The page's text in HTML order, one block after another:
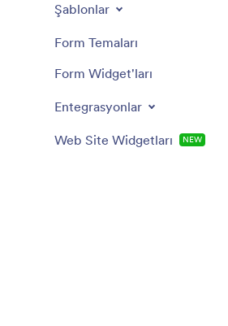
Şablonlar
Form Temaları
Form Widget'ları
Entegrasyonlar
Web Site Widgetları NEW